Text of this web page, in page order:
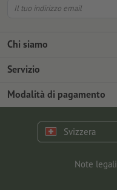
Chi siamo
Azienda
Stampa
Tutela ambientale
Servizio
Modalità di pagamento
Contestazioni
Programma Premium
Modalità di pagamento
Svizzera
Note legali